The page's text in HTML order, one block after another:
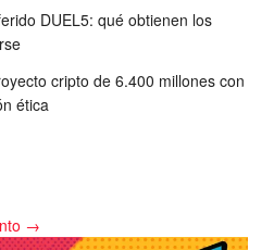
DUEL5: qué obtienen los
cripto de 6.400 millones con
ética
→